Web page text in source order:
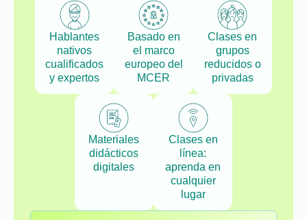
Hablantes
nativos
cualificados
y expertos
Basado en
el marco
europeo del
MCER
Clases en
grupos
reducidos o
privadas
Materiales
didácticos
digitales
Clases en
línea:
aprenda en
cualquier
lugar